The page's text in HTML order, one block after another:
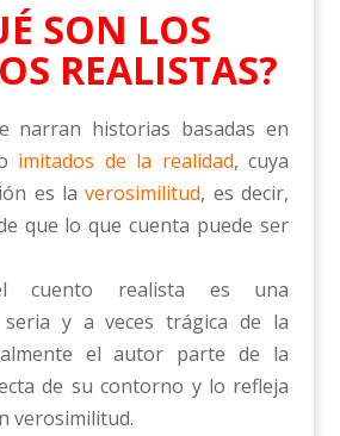
SON LOS
REALISTAS?
narran historias basadas en
imitados de la realidad, cuya
es laverosimilitud, es decir,
que lo que cuenta puede ser
cuento realista es una
seria y a veces trágica de la
el autor parte de la
de su contorno y lo refleja
verosimilitud.